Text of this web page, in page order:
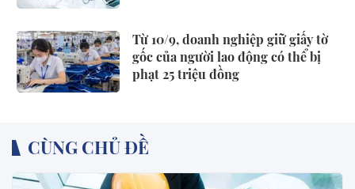
Từ 10/9, doanh nghiệp giữ giấy tờ
gốc của người lao động có thể bị
phạt 25 triệu đồng
CÙNG CHỦ ĐỀ